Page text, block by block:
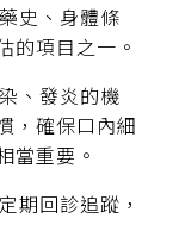
史、身體條
的項目之一。
、發炎的機
，確保口內細
當重要。
期回診追蹤，